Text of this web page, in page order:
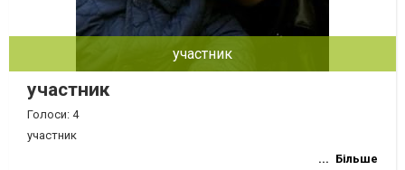
участник
участник
Голоси: 4
участник
Більше